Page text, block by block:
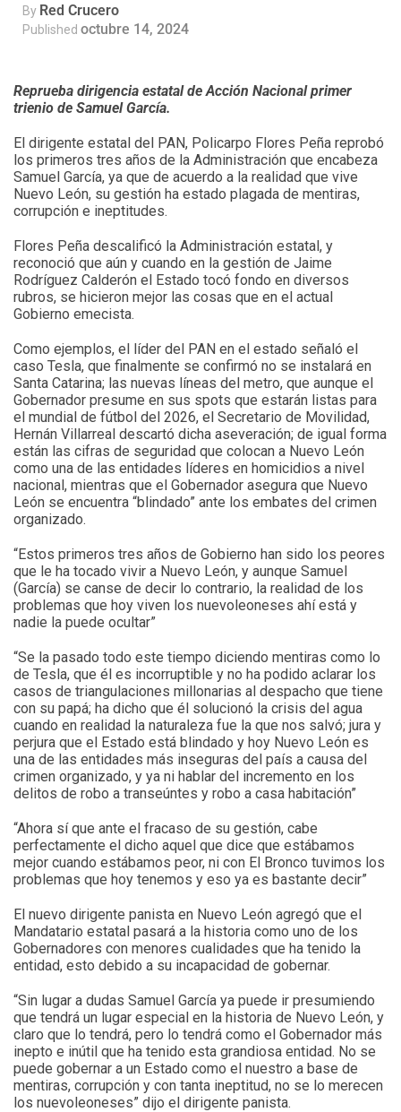
By Red Crucero
Published octubre 14, 2024
Reprueba dirigencia estatal de Acción Nacional primer
trienio de Samuel García.
El dirigente estatal del PAN, Policarpo Flores Peña reprobó
los primeros tres años de la Administración que encabeza
Samuel García, ya que de acuerdo a la realidad que vive
Nuevo León, su gestión ha estado plagada de mentiras,
corrupción e ineptitudes.
Flores Peña descalificó la Administración estatal, y
reconoció que aún y cuando en la gestión de Jaime
Rodríguez Calderón el Estado tocó fondo en diversos
rubros, se hicieron mejor las cosas que en el actual
Gobierno emecista.
Como ejemplos, el líder del PAN en el estado señaló el
caso Tesla, que finalmente se confirmó no se instalará en
Santa Catarina; las nuevas líneas del metro, que aunque el
Gobernador presume en sus spots que estarán listas para
el mundial de fútbol del 2026, el Secretario de Movilidad,
Hernán Villarreal descartó dicha aseveración; de igual forma
están las cifras de seguridad que colocan a Nuevo León
como una de las entidades líderes en homicidios a nivel
nacional, mientras que el Gobernador asegura que Nuevo
León se encuentra “blindado” ante los embates del crimen
organizado.
“Estos primeros tres años de Gobierno han sido los peores
que le ha tocado vivir a Nuevo León, y aunque Samuel
(García) se canse de decir lo contrario, la realidad de los
problemas que hoy viven los nuevoleoneses ahí está y
nadie la puede ocultar”
“Se la pasado todo este tiempo diciendo mentiras como lo
de Tesla, que él es incorruptible y no ha podido aclarar los
casos de triangulaciones millonarias al despacho que tiene
con su papá; ha dicho que él solucionó la crisis del agua
cuando en realidad la naturaleza fue la que nos salvó; jura y
perjura que el Estado está blindado y hoy Nuevo León es
una de las entidades más inseguras del país a causa del
crimen organizado, y ya ni hablar del incremento en los
delitos de robo a transeúntes y robo a casa habitación”
“Ahora sí que ante el fracaso de su gestión, cabe
perfectamente el dicho aquel que dice que estábamos
mejor cuando estábamos peor, ni con El Bronco tuvimos los
problemas que hoy tenemos y eso ya es bastante decir”
El nuevo dirigente panista en Nuevo León agregó que el
Mandatario estatal pasará a la historia como uno de los
Gobernadores con menores cualidades que ha tenido la
entidad, esto debido a su incapacidad de gobernar.
“Sin lugar a dudas Samuel García ya puede ir presumiendo
que tendrá un lugar especial en la historia de Nuevo León, y
claro que lo tendrá, pero lo tendrá como el Gobernador más
inepto e inútil que ha tenido esta grandiosa entidad. No se
puede gobernar a un Estado como el nuestro a base de
mentiras, corrupción y con tanta ineptitud, no se lo merecen
los nuevoleoneses” dijo el dirigente panista.